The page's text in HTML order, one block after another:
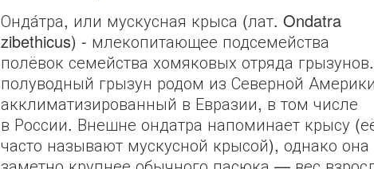
Онда́тра, или мускусная крыса (лат. Ondatra
zibethicus) - млекопитающее подсемейства
полёвок семейства хомяковых отряда
полуводный грызун родом из Северной
акклиматизированный в Евразии, в том числе
в России. Внешне ондатра напоминает крысу
часто называют мускусной крысой), однако она